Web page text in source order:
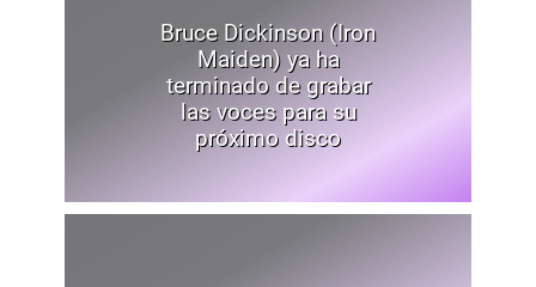
Bruce Dickinson (Iron
Maiden) ya ha
terminado de grabar
las voces para su
próximo disco